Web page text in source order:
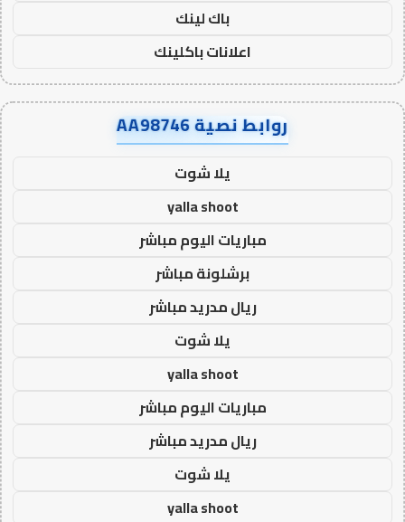
باك لينك
اعلانات باكلينك
روابط نصية AA98746
يلا شوت
yalla shoot
مباريات اليوم مباشر
برشلونة مباشر
ريال مدريد مباشر
يلا شوت
yalla shoot
مباريات اليوم مباشر
ريال مدريد مباشر
يلا شوت
yalla shoot